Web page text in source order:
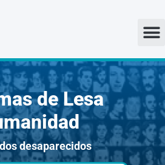
de Lesa
desaparecidos